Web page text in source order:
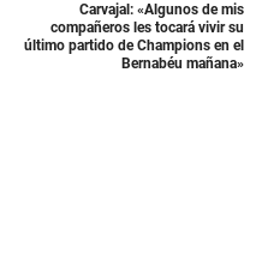
Carvajal: «Algunos de mis
compañeros les tocará vivir su
último partido de Champions en el
Bernabéu mañana»